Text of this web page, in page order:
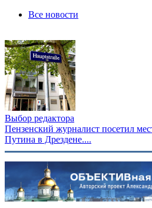
Все новости
Выбор редактора
Пензенский журналист посетил
Путина в Дрездене....